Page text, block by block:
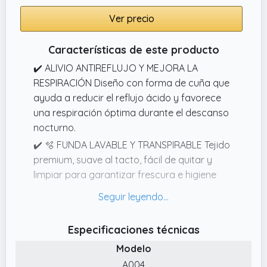
Ver precio
Características de este producto
✔️ ALIVIO ANTIREFLUJO Y MEJORA LA
RESPIRACIÓN Diseño con forma de cuña que
ayuda a reducir el reflujo ácido y favorece
una respiración óptima durante el descanso
nocturno.
✔️ 🫧 FUNDA LAVABLE Y TRANSPIRABLE Tejido
premium, suave al tacto, fácil de quitar y
limpiar para garantizar frescura e higiene
estable toda la noche, ofreciendo
comodidad y resistencia al uso diario.
Especificaciones técnicas
Modelo
A004